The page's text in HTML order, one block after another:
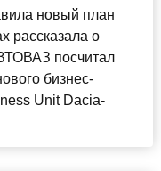
новый план
рассказала о
посчитал
бизнес-
Unit Dacia-